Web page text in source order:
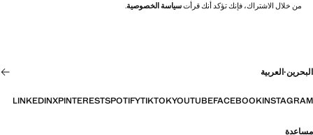
من خلال الاشتراك، فإنك تؤكد أنك قرأتسياسة الخصوصية.
البحرين·العربية
INSTAGRAM
FACEBOOK
YOUTUBE
TIKTOK
SPOTIFY
PINTEREST
X
LINKEDIN
مساعدة